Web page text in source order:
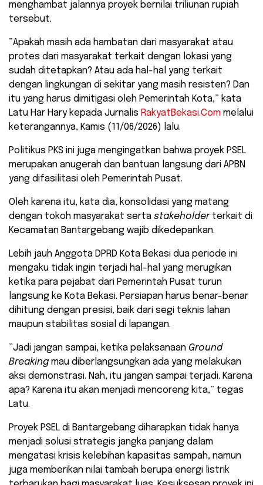
menghambat jalannya proyek bernilai triliunan rupiah
tersebut.
​”Apakah masih ada hambatan dari masyarakat atau
protes dari masyarakat terkait dengan lokasi yang
sudah ditetapkan? Atau ada hal-hal yang terkait
dengan lingkungan di sekitar yang masih resisten? Dan
itu yang harus dimitigasi oleh Pemerintah Kota,” kata
Latu Har Hary kepada Jurnalis RakyatBekasi.Com melalui
keterangannya, Kamis (11/06/2026) lalu.
Politikus PKS ini juga mengingatkan bahwa proyek PSEL
merupakan anugerah dan bantuan langsung dari APBN
yang difasilitasi oleh Pemerintah Pusat.
Oleh karena itu, kata dia, konsolidasi yang matang
dengan tokoh masyarakat serta stakeholderterkait di
Kecamatan Bantargebang wajib dikedepankan.
Lebih jauh ​Anggota DPRD Kota Bekasi dua periode ini
mengaku tidak ingin terjadi hal-hal yang merugikan
ketika para pejabat dari Pemerintah Pusat turun
langsung ke Kota Bekasi. Persiapan harus benar-benar
dihitung dengan presisi, baik dari segi teknis lahan
maupun stabilitas sosial di lapangan.
​”Jadi jangan sampai, ketika pelaksanaan Ground
Breaking mau diberlangsungkan ada yang melakukan
aksi demonstrasi. Nah, itu jangan sampai terjadi. Karena
apa? Karena itu akan menjadi mencoreng kita,” tegas
Latu.
Proyek PSEL di Bantargebang diharapkan tidak hanya
menjadi solusi strategis jangka panjang dalam
mengatasi krisis kelebihan kapasitas sampah, namun
juga memberikan nilai tambah berupa energi listrik